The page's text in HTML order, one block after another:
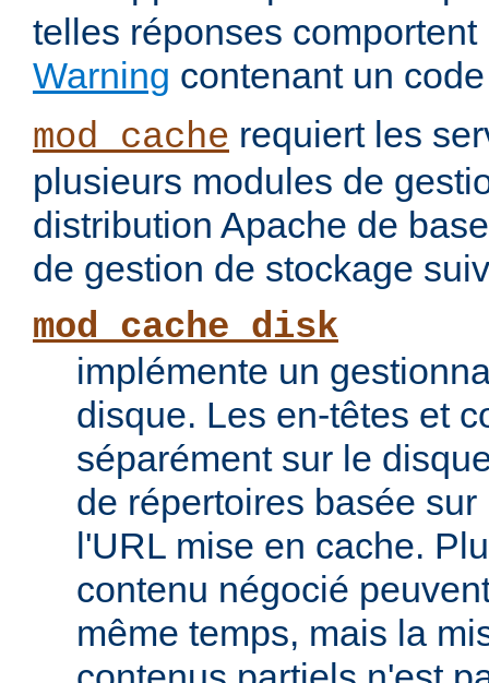
telles réponses
Warning contenant un
mod_cache requiert les
plusieurs modules de
distribution Apache de
de gestion de stockage
mod_cache_disk
implémente un
disque. Les en-têtes et
séparément sur le
de répertoires basée
l'URL mise en cache.
contenu négocié
même temps, mais la